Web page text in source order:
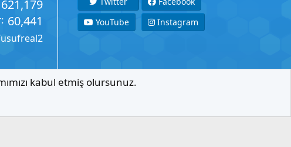
621,179
60,441
YouTube
Instagram
kabul etmiş olursunuz.